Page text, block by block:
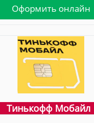
Оформить онлайн
Тинькофф Мобайл